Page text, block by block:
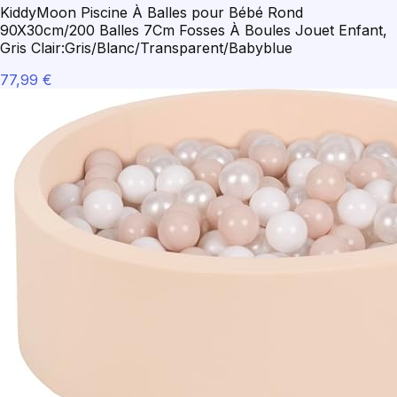
KiddyMoon Piscine À Balles pour Bébé Rond
90X30cm/200 Balles 7Cm Fosses À Boules Jouet Enfant,
Gris Clair:Gris/Blanc/Transparent/Babyblue
77,99 €